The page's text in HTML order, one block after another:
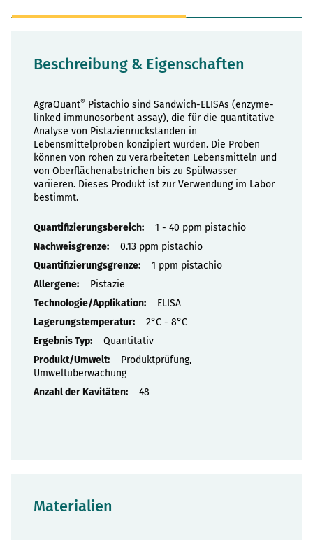
Beschreibung & Eigenschaften
AgraQuant® Pistachio sind Sandwich-ELISAs (enzyme-
linked immunosorbent assay), die für die quantitative
Analyse von Pistazienrückständen in
Lebensmittelproben konzipiert wurden. Die Proben
können von rohen zu verarbeiteten Lebensmitteln und
von Oberflächenabstrichen bis zu Spülwasser
variieren. Dieses Produkt ist zur Verwendung im Labor
bestimmt.
Eigenschaften
1 - 40 ppm pistachio
0.13 ppm pistachio
1 ppm pistachio
Pistazie
ELISA
2°C - 8°C
Quantitativ
Produktprüfung,
Umweltüberwachung
48
Materialien